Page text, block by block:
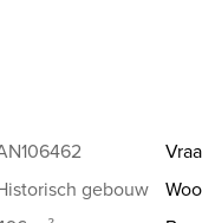
een intieme setting,
Voorzien
en een eigen
gebouw